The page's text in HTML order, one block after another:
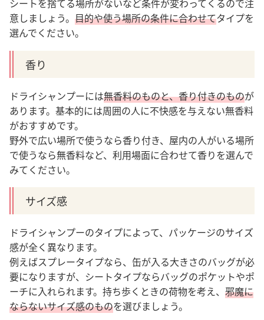
シートを捨てる場所がないなど条件が変わってくるので注
意しましょう。 目的や使う場所の条件に合わせてタイプを
選んでください。
香り
ドライシャンプーには無香料のものと、香り付きのものが
あります。基本的には周囲の人に不快感を与えない無香料
がおすすめです。
野外で広い場所で使うなら香り付き、屋内の人がいる場所
で使うなら無香料など、利用場面に合わせて香りを選んで
みてください。
サイズ感
ドライシャンプーのタイプによって、パッケージのサイズ
感が全く異なります。
例えばスプレータイプなら、缶が入る大きさのバッグが必
要になりますが、シートタイプならバッグのポケットやポ
ーチに入れられます。 持ち歩くときの荷物を考え、 邪魔に
ならないサイズ感のものを選びましょう。